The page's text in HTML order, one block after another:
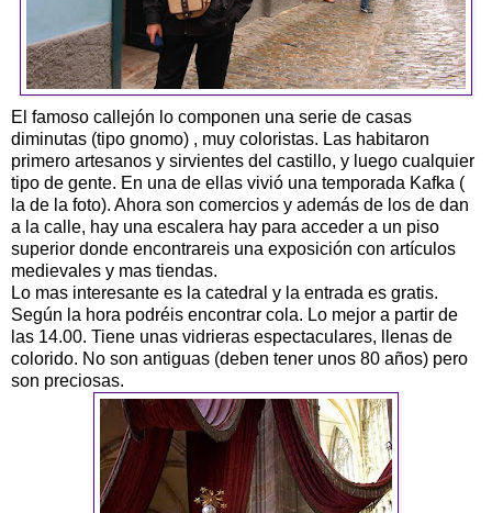
El famoso callejón lo componen una serie de casas
diminutas (tipo gnomo) , muy coloristas. Las habitaron
primero artesanos y sirvientes del castillo, y luego cualquier
tipo de gente. En una de ellas vivió una temporada Kafka (
la de la foto). Ahora son comercios y además de los de dan
a la calle, hay una escalera hay para acceder a un piso
superior donde encontrareis una exposición con artículos
medievales y mas tiendas.
Lo mas interesante es la catedral y la entrada es gratis.
Según la hora podréis encontrar cola. Lo mejor a partir de
las 14.00. Tiene unas vidrieras espectaculares, llenas de
colorido. No son antiguas (deben tener unos 80 años) pero
son preciosas.